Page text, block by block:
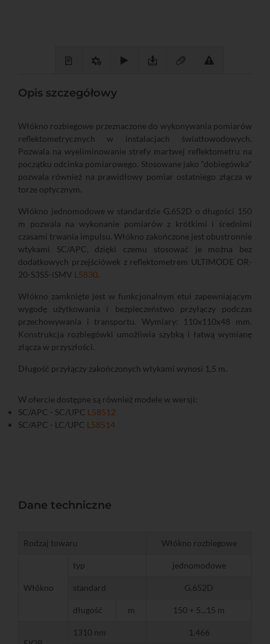
Opis szczegółowy
Włókno rozbiegowe przeznaczone do wykonywania pomiarów
reflektometrycznych w instalacjach światłowodowych.
Pozwala na wyeliminowanie strefy martwej reflektometru na
początku odcinka pomiarowego. Stosowane jako "dobiegówka"
pozwala również na prawidłowy pomiar ostatniego złącza w
torze optycznym.
Włókno jednomodowe w standardzie G.652D o długości 150
m pozwala na wykonanie pomiarów z krótkimi i średnimi
czasami trwania impulsu. Włókno zakończone jest obustronnie
wtykami SC/APC, dzięki czemu stosować je można bez
dodatkowych przejściówek z reflektometrem ULTIMODE OR-
20-S3S5-iSMV L5830.
Włókno zamknięte jest w funkcjonalnym etui zapewniającym
wygodę użytkowania i bezpieczeństwo przyłączy podczas
przechowywania i transportu. Wymiary: 110x110x48 mm.
Konstrukcja rozbiegówki umożliwia szybką i łatwą wymianę
złącza w przyszłości.
Długość przyłączy zakończonych wtykami wynosi 1,5 m.
W ofercie dostępne są również modele w wersji:
SC/APC - SC/UPC L58512
SC/APC - LC/UPC L58514
Dane techniczne
Rodzaj towaru Włókno rozbiegowe
Włókno
typ jednomodowe
standard G.652D
długość m 150 + 5...15 m
1310 nm 1.466